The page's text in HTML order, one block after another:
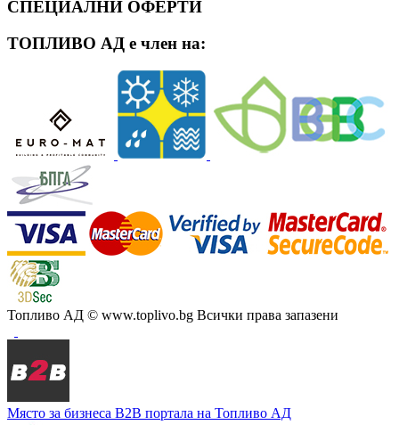
СПЕЦИАЛНИ ОФЕРТИ
ТОПЛИВО АД е член на:
Топливо АД © www.toplivo.bg Всички права запазени
Място за бизнеса В2В портала на Топливо АД